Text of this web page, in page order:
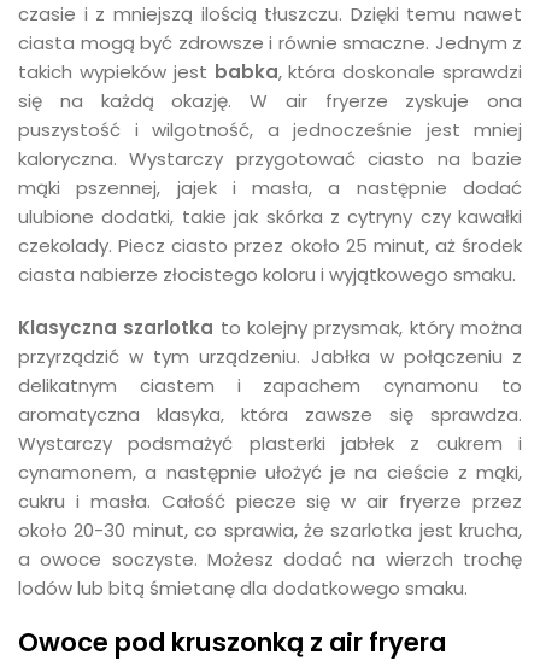
czasie i z mniejszą ilością tłuszczu. Dzięki temu nawet
ciasta mogą być zdrowsze i równie smaczne. Jednym z
takich wypieków jest babka, która doskonale sprawdzi
się na każdą okazję. W air fryerze zyskuje ona
puszystość i wilgotność, a jednocześnie jest mniej
kaloryczna. Wystarczy przygotować ciasto na bazie
mąki pszennej, jajek i masła, a następnie dodać
ulubione dodatki, takie jak skórka z cytryny czy kawałki
czekolady. Piecz ciasto przez około 25 minut, aż środek
ciasta nabierze złocistego koloru i wyjątkowego smaku.
Klasyczna szarlotka to kolejny przysmak, który można
przyrządzić w tym urządzeniu. Jabłka w połączeniu z
delikatnym ciastem i zapachem cynamonu to
aromatyczna klasyka, która zawsze się sprawdza.
Wystarczy podsmażyć plasterki jabłek z cukrem i
cynamonem, a następnie ułożyć je na cieście z mąki,
cukru i masła. Całość piecze się w air fryerze przez
około 20-30 minut, co sprawia, że szarlotka jest krucha,
a owoce soczyste. Możesz dodać na wierzch trochę
lodów lub bitą śmietanę dla dodatkowego smaku.
Owoce pod kruszonką z air fryera